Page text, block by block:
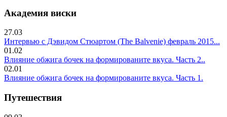
Академия виски
27.03
Интервью с Дэвидом Стюартом (The Balvenie) февраль 2015...
01.02
Влияние обжига бочек на формированите вкуса. Часть 2..
02.01
Влияние обжига бочек на формированите вкуса. Часть 1.
Путешествия